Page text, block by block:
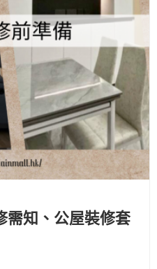
需知、公屋裝修套